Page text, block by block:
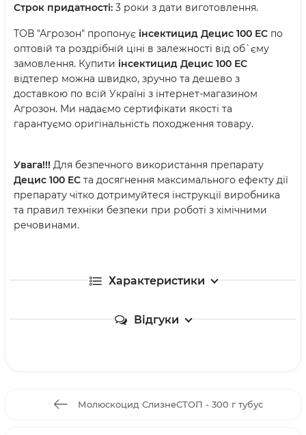
Строк придатності: 3 роки з дати виготовлення.
ТОВ "Агрозон" пропонує інсектицид Децис 100 EC по
оптовій та роздрібній ціні в залежності від об`єму
замовлення. Купити інсектицид Децис 100 EC
відтепер можна швидко, зручно та дешево з
доставкою по всій Україні з інтернет-магазином
Агрозон. Ми надаємо сертифікати якості та
гарантуємо оригінальність походження товару.
Увага!!! Для безпечного використання препарату
Децис 100 EC та досягнення максимального ефекту дії
препарату чітко дотримуйтеся інструкції виробника
та правил техніки безпеки при роботі з хімічними
речовинами.
Характеристики
Відгуки
Молюскоцид СлизнеСТОП - 300 г тубус